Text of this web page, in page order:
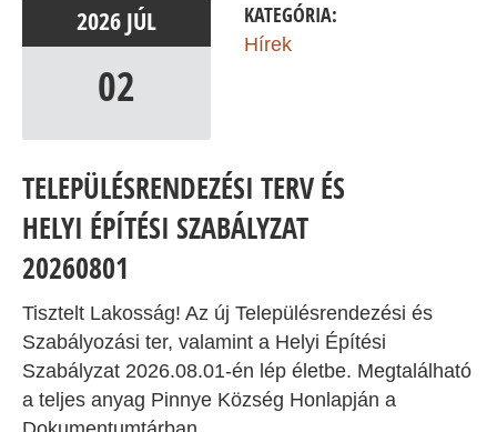
2026 JÚL
02
KATEGÓRIA:
Hírek
TELEPÜLÉSRENDEZÉSI TERV ÉS
HELYI ÉPÍTÉSI SZABÁLYZAT
20260801
Tisztelt Lakosság! Az új Településrendezési és
Szabályozási ter, valamint a Helyi Építési
Szabályzat 2026.08.01-én lép életbe. Megtalálható
a teljes anyag Pinnye Község Honlapján a